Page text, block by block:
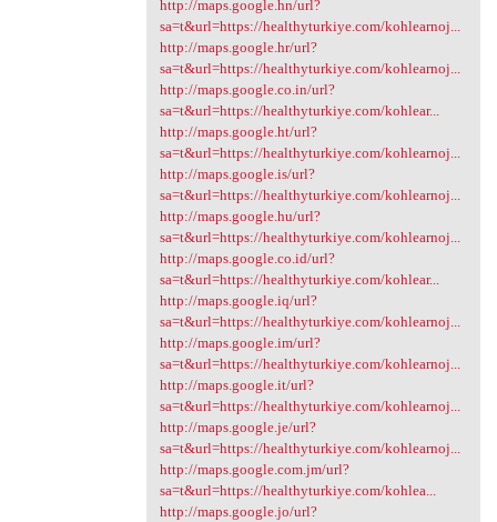
http://maps.google.hn/url?
sa=t&url=https://healthyturkiye.com/kohlearnoj...
http://maps.google.hr/url?
sa=t&url=https://healthyturkiye.com/kohlearnoj...
http://maps.google.co.in/url?
sa=t&url=https://healthyturkiye.com/kohlear...
http://maps.google.ht/url?
sa=t&url=https://healthyturkiye.com/kohlearnoj...
http://maps.google.is/url?
sa=t&url=https://healthyturkiye.com/kohlearnoj...
http://maps.google.hu/url?
sa=t&url=https://healthyturkiye.com/kohlearnoj...
http://maps.google.co.id/url?
sa=t&url=https://healthyturkiye.com/kohlear...
http://maps.google.iq/url?
sa=t&url=https://healthyturkiye.com/kohlearnoj...
http://maps.google.im/url?
sa=t&url=https://healthyturkiye.com/kohlearnoj...
http://maps.google.it/url?
sa=t&url=https://healthyturkiye.com/kohlearnoj...
http://maps.google.je/url?
sa=t&url=https://healthyturkiye.com/kohlearnoj...
http://maps.google.com.jm/url?
sa=t&url=https://healthyturkiye.com/kohlea...
http://maps.google.jo/url?